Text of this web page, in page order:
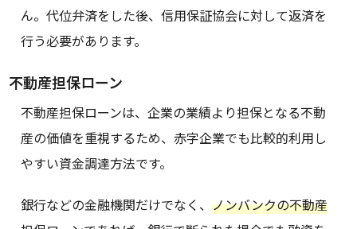
ん。代位弁済をした後、信用保証協会に対して返済を
行う必要があります。
不動産担保ローン
不動産担保ローンは、企業の業績より担保となる不動
産の価値を重視するため、赤字企業でも比較的利用し
やすい資金調達方法です。
銀行などの金融機関だけでなく、ノンバンクの不動産